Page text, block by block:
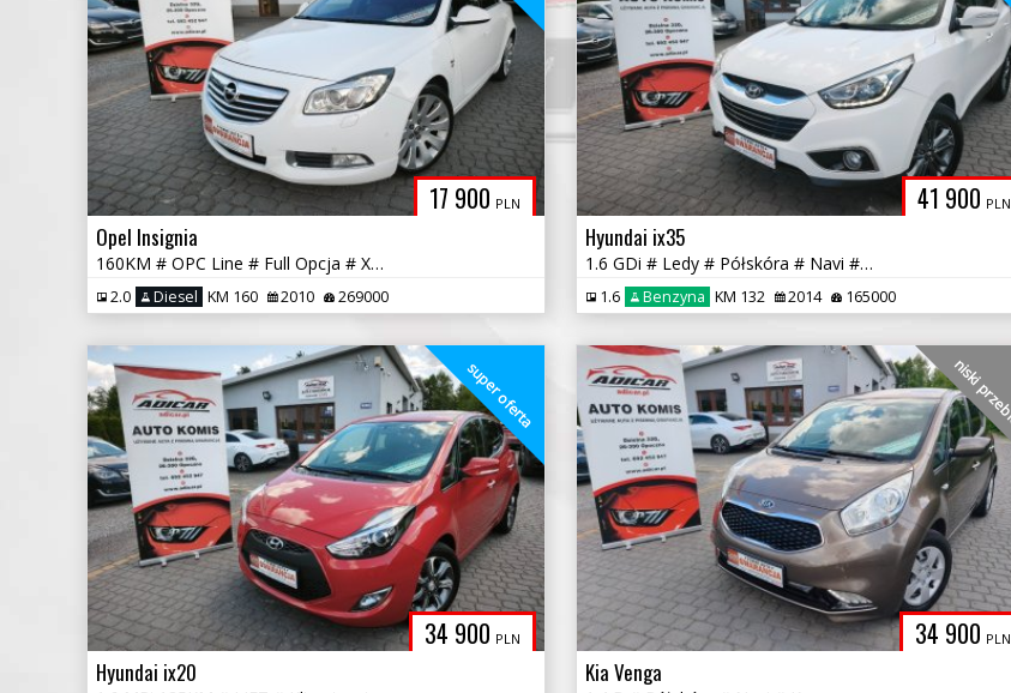
17 900 PLN
Opel Insignia
160KM # OPC Line # Full Opcja # Xenon # Navi # Piękna! # GWARANCJA !!!
2.0 Diesel KM 160 2010 269000
41 900 PLN
Hyundai ix35
1.6 GDi # Ledy # Półskóra # Navi # Kamera # Serwis # GWARANCJA !!!
1.6 Benzyna KM 132 2014 165000
34 900 PLN
super oferta
Hyundai ix20
34 900 PLN
niski
Kia Venga